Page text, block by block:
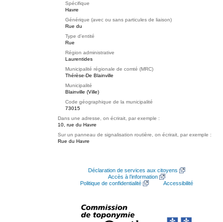
Spécifique
Havre
Générique (avec ou sans particules de liaison)
Rue du
Type d'entité
Rue
Région administrative
Laurentides
Municipalité régionale de comté (MRC)
Thérèse-De Blainville
Municipalité
Blainville (Ville)
Code géographique de la municipalité
73015
Dans une adresse, on écrirait, par exemple :
10, rue du Havre
Sur un panneau de signalisation routière, on écrirait, par exemple :
Rue du Havre
Déclaration de services aux citoyens
Accès à l’information
Politique de confidentialité
Accessibilité